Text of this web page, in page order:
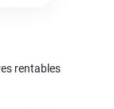
rentables